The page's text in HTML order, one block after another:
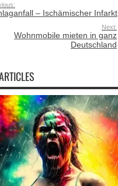
– Ischämischer Infarkt
Next:
Wohnmobile mieten in ganz
Deutschland